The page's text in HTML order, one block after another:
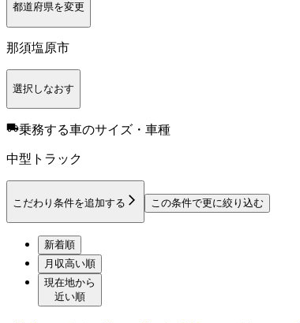
都道府県を変更
那須塩原市
選択しなおす
乗務する車のサイズ・車種
中型トラック
こだわり条件を追加する この条件で更に絞り込む
新着順
月収高い順
現在地から
近い順